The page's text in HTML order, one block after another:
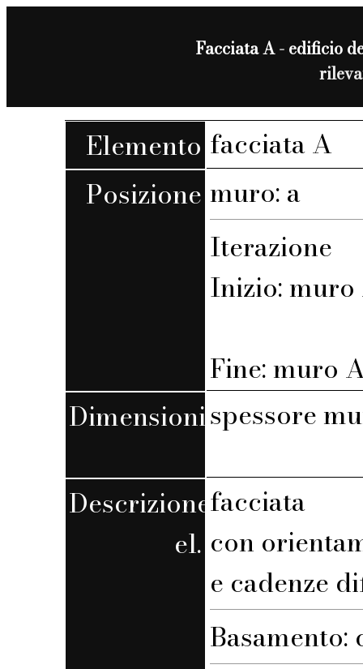
Facciata A - edificio
Elemento facciata A
Posizione muro: a
Iterazione
Inizio: muro
Fine: muro
Dimensionispessore
Descrizione
el.
facciata
con
e cadenze